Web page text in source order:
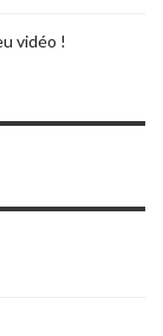
vidéo !